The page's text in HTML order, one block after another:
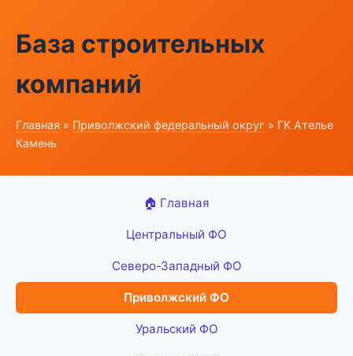
База строительных
компаний
Главная » Приволжский федеральный округ » ГК Ателье
Камень
🏠 Главная
Центральный ФО
Северо-Западный ФО
Приволжский ФО
Уральский ФО